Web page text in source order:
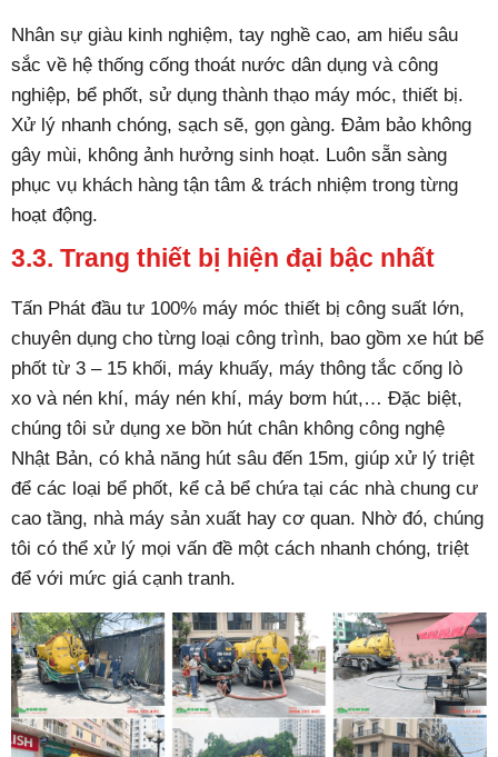
Nhân sự giàu kinh nghiệm, tay nghề cao, am hiểu sâu
sắc về hệ thống cống thoát nước dân dụng và công
nghiệp, bể phốt, sử dụng thành thạo máy móc, thiết bị.
Xử lý nhanh chóng, sạch sẽ, gọn gàng. Đảm bảo không
gây mùi, không ảnh hưởng sinh hoạt. Luôn sẵn sàng
phục vụ khách hàng tận tâm & trách nhiệm trong từng
hoạt động.
3.3. Trang thiết bị hiện đại bậc nhất
Tấn Phát đầu tư 100% máy móc thiết bị công suất lớn,
chuyên dụng cho từng loại công trình, bao gồm xe hút bể
phốt từ 3 – 15 khối, máy khuấy, máy thông tắc cống lò
xo và nén khí, máy nén khí, máy bơm hút,… Đặc biệt,
chúng tôi sử dụng xe bồn hút chân không công nghệ
Nhật Bản, có khả năng hút sâu đến 15m, giúp xử lý triệt
để các loại bể phốt, kể cả bể chứa tại các nhà chung cư
cao tầng, nhà máy sản xuất hay cơ quan. Nhờ đó, chúng
tôi có thể xử lý mọi vấn đề một cách nhanh chóng, triệt
để với mức giá cạnh tranh.